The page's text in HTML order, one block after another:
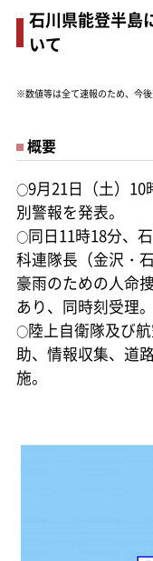
石川県能登半島
いて
※数値等は全て速報のため、今後
概要
○9月21日（土）10
別警報を発表。
○同日11時18分、
科連隊長（金沢・
豪雨のための人命
あり、同時刻受理。
○陸上自衛隊及び
助、情報収集、道
施。